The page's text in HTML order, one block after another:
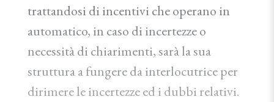
trattandosi di incentivi che operano in
automatico, in caso di incertezze o
necessità di chiarimenti, sarà la sua
struttura a fungere da interlocutrice per
dirimere le incertezze ed i dubbi relativi.